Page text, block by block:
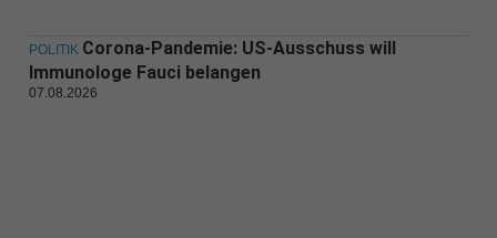
POLITIK Corona-Pandemie: US-Ausschuss will
Immunologe Fauci belangen
07.08.2026